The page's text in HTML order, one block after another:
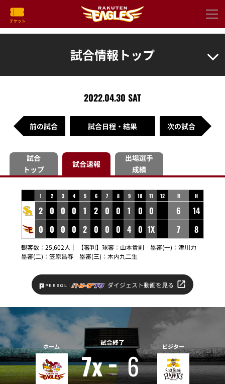
試合情報トップ
2022.04.30 SAT
前の試合 試合日程・結果 次の試合
試合
トップ
試合速報
出場選手
成績
1 2 3 4 5 6 7 8 9 10 11 12
2 0 0 0 1 2 0 0 1 0 0
0 0 0 0 2 0 0 0 4 0 1X
R H
6
14
7
8
観客数：25,602人｜ 【審判】球審：山本貴則 塁審(一)：津川力
塁審(二)：笠原昌春 塁審(三)：木内九二生
ダイジェスト動画を見る
ホーム 試合終了
7x 6
ビジター